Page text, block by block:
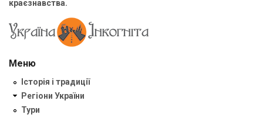
краєзнавства.
Меню
Історія і традиції
Регіони України
Тури